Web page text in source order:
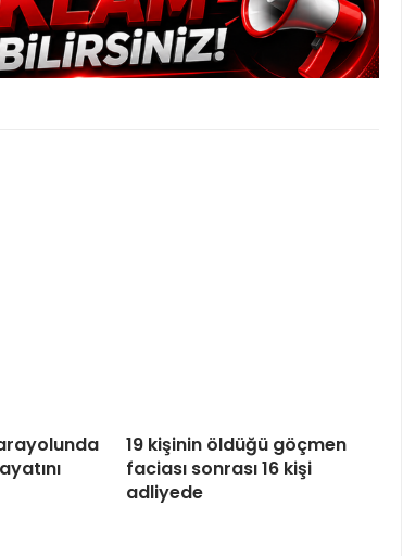
19 kişinin öldüğü göçmen
faciası sonrası 16 kişi
adliyede